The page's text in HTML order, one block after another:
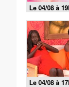
Le 04/08 à
Le 04/08 à